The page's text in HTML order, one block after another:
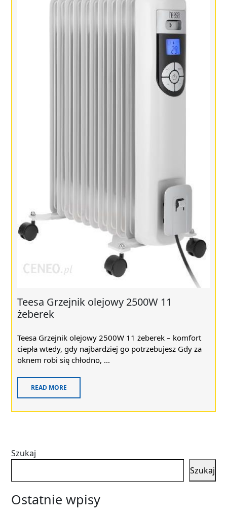
Teesa Grzejnik olejowy 2500W 11
żeberek
Teesa Grzejnik olejowy 2500W 11 żeberek – komfort
ciepła wtedy, gdy najbardziej go potrzebujesz Gdy za
oknem robi się chłodno, ...
READ MORE
Szukaj
Szukaj
Ostatnie wpisy